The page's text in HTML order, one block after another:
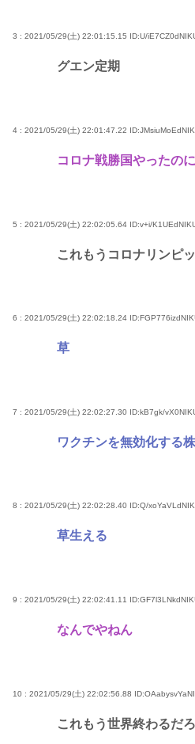
3 : 2021/05/29(土) 22:01:15.15 ID:U/
グエン定期
4 : 2021/05/29(土) 22:01:47.22
コロナ戦勝国やったの
5 : 2021/05/29(土) 22:02:05.64 ID:v+i/
これもうコロナリンピ
6 : 2021/05/29(土) 22:02:18.24
草
7 : 2021/05/29(土) 22:02:27.30 ID:kB7gk/
ワクチンを無効化する
8 : 2021/05/29(土) 22:02:28.40 ID:Q/
草生える
9 : 2021/05/29(土) 22:02:41.11
なんでやねん
10 : 2021/05/29(土) 22:02:56.88
これもう世界終わるだろ